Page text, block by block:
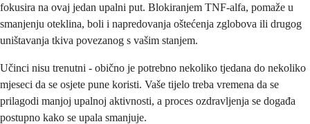
fokusira na ovaj jedan upalni put. Blokiranjem TNF-alfa, pomaže u
smanjenju oteklina, boli i napredovanja oštećenja zglobova ili drugog
uništavanja tkiva povezanog s vašim stanjem.
Učinci nisu trenutni - obično je potrebno nekoliko tjedana do nekoliko
mjeseci da se osjete pune koristi. Vaše tijelo treba vremena da se
prilagodi manjoj upalnoj aktivnosti, a proces ozdravljenja se događa
postupno kako se upala smanjuje.